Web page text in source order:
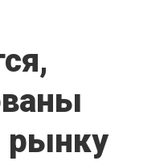
рынку